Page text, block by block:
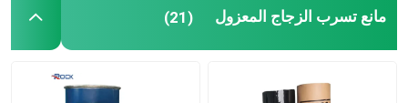
مانع تسرب الزجاج المعزول (21)